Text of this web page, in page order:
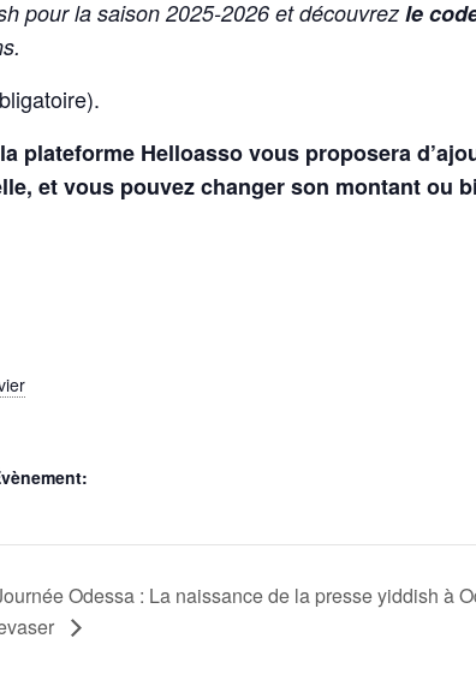
pour la saison 2025-2026 et découvrez le
plateforme Helloasso vous proposera
et vous pouvez changer son montant ou
Odessa : La naissance de la presse yiddish à